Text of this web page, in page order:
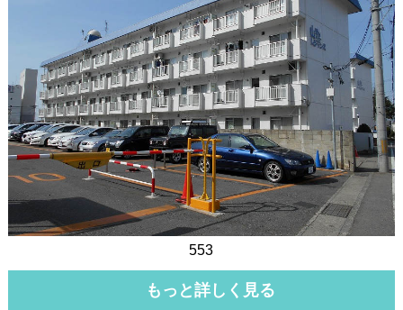
553
もっと詳しく見る